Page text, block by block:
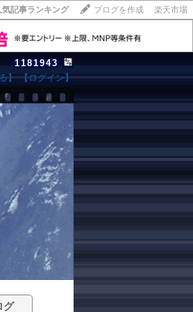
気記事ランキング ブログを作成 楽天市場
1181943
】 【ログイン】
グ